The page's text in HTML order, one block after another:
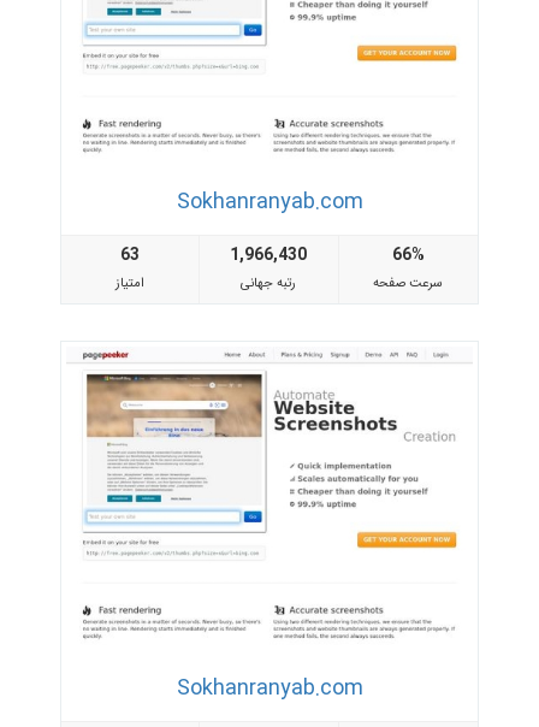
Sokhanranyab.com
63
امتیاز
1,966,430
رتبه جهانی
66%
سرعت صفحه
Sokhanranyab.com